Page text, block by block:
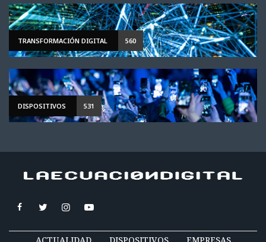
TRANSFORMACIÓN DIGITAL 560
DISPOSITIVOS 531